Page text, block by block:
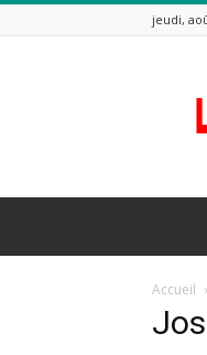
jeudi,
Accueil